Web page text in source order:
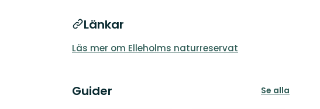
Länkar
Läs mer om Elleholms naturreservat
Guider Se alla